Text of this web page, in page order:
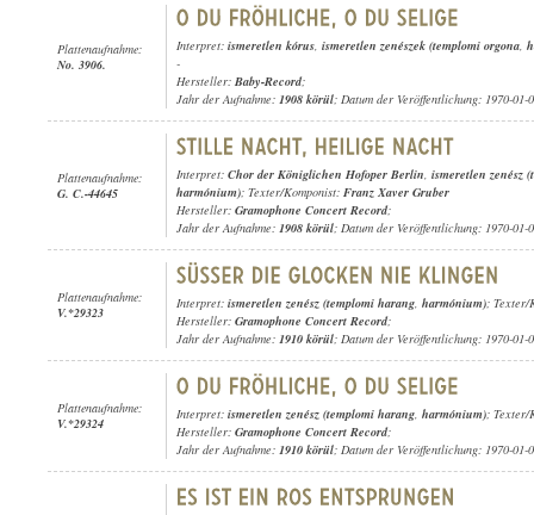
Plattenaufnahme:
No. 3906.
Interpret: ismeretlen kórus, ismeretlen zenészek (templomi orgona,
-
Hersteller: Baby-Record;
Jahr der Aufnahme: 1908 körül; Datum der Veröffentlichung: 1970-01-
Plattenaufnahme:
G. C.-44645
Interpret: Chor der Königlichen Hofoper Berlin, ismeretlen zenész
harmónium); Texter/Komponist: Franz Xaver Gruber
Hersteller: Gramophone Concert Record;
Jahr der Aufnahme: 1908 körül; Datum der Veröffentlichung: 1970-01-
Plattenaufnahme:
V.*29323
Interpret: ismeretlen zenész (templomi harang, harmónium); Texter/
Hersteller: Gramophone Concert Record;
Jahr der Aufnahme: 1910 körül; Datum der Veröffentlichung: 1970-01-
Plattenaufnahme:
V.*29324
Interpret: ismeretlen zenész (templomi harang, harmónium); Texter/
Hersteller: Gramophone Concert Record;
Jahr der Aufnahme: 1910 körül; Datum der Veröffentlichung: 1970-01-